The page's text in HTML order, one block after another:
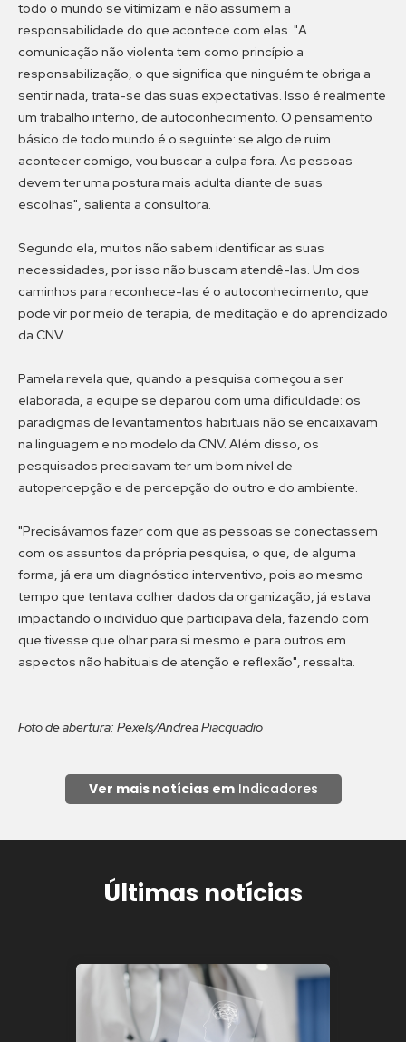
todo o mundo se vitimizam e não assumem a
responsabilidade do que acontece com elas. "A
comunicação não violenta tem como princípio a
responsabilização, o que significa que ninguém te obriga a
sentir nada, trata-se das suas expectativas. Isso é realmente
um trabalho interno, de autoconhecimento. O pensamento
básico de todo mundo é o seguinte: se algo de ruim
acontecer comigo, vou buscar a culpa fora. As pessoas
devem ter uma postura mais adulta diante de suas
escolhas", salienta a consultora.
Segundo ela, muitos não sabem identificar as suas
necessidades, por isso não buscam atendê-las. Um dos
caminhos para reconhece-las é o autoconhecimento, que
pode vir por meio de terapia, de meditação e do aprendizado
da CNV.
Pamela revela que, quando a pesquisa começou a ser
elaborada, a equipe se deparou com uma dificuldade: os
paradigmas de levantamentos habituais não se encaixavam
na linguagem e no modelo da CNV. Além disso, os
pesquisados precisavam ter um bom nível de
autopercepção e de percepção do outro e do ambiente.
"Precisávamos fazer com que as pessoas se conectassem
com os assuntos da própria pesquisa, o que, de alguma
forma, já era um diagnóstico interventivo, pois ao mesmo
tempo que tentava colher dados da organização, já estava
impactando o indivíduo que participava dela, fazendo com
que tivesse que olhar para si mesmo e para outros em
aspectos não habituais de atenção e reflexão", ressalta.
Foto de abertura: Pexels/Andrea Piacquadio
Ver mais notícias emIndicadores
Últimas notícias